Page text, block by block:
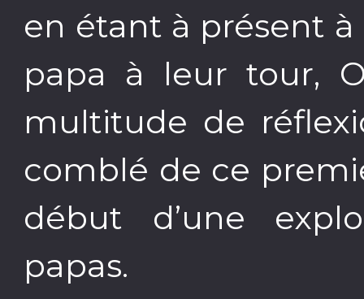
en étant à présent
papa à leur tour,
multitude de
comblé de ce
début d’une
papas.